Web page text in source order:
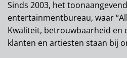
Sinds 2003, het
entertainmentbureau, waar
Kwaliteit, betrouwbaarheid en
klanten en artiesten staan bij